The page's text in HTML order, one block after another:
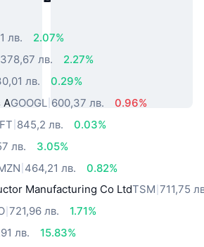
лв.
2.07%
378,67 лв.
2.27%
лв.
0.29%
AGOOGL 600,37 лв.
0.96%
845,2 лв.
0.03%
лв.
3.05%
464,21 лв.
0.82%
Manufacturing Co LtdTSM 711,75
721,96 лв.
1.71%
лв.
15.83%